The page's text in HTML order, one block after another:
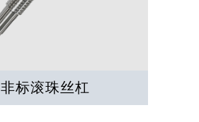
非标滚珠丝杠